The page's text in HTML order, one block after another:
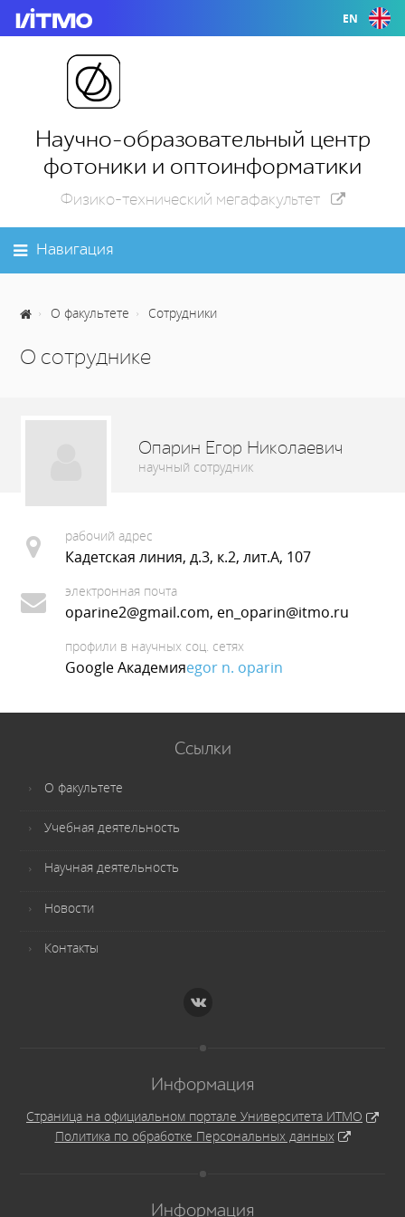
EN
Научно-образовательный центр
фотоники и оптоинформатики
Физико-технический мегафакультет
Навигация
О факультете Сотрудники
О сотруднике
Опарин Егор Николаевич
научный сотрудник
рабочий адрес
Кадетская линия, д.3, к.2, лит.А, 107
электронная почта
oparine2@gmail.com, en_oparin@itmo.ru
профили в научных соц. сетях
Google Академияegor n. oparin
Ссылки
О факультете
Учебная деятельность
Научная деятельность
Новости
Контакты
Информация
Страница на официальном портале Университета ИТМО
Политика по обработке Персональных данных
Информация